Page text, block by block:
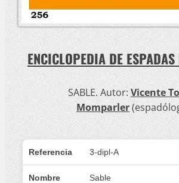
ENCICLOPEDIA DE ESPADAS
SABLE. Autor:Vicente
Momparler
Referencia 3-dipl-A
Nombre Sable